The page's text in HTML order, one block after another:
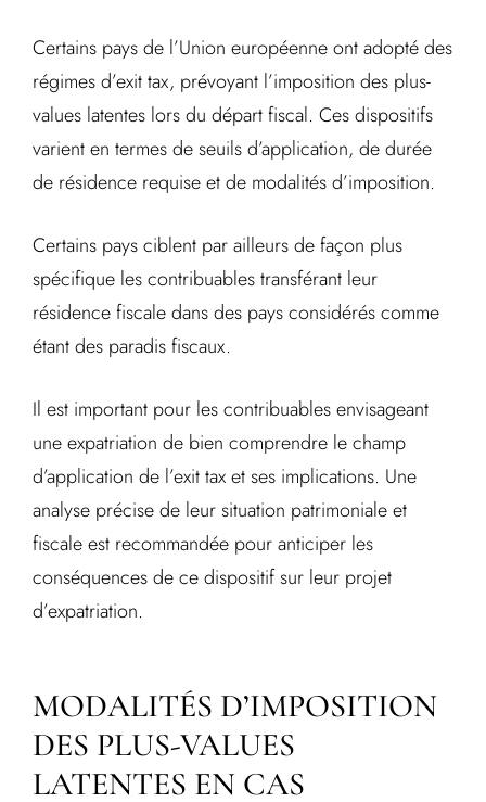
Certains pays de l’Union européenne ont adopté des
régimes d’exit tax, prévoyant l’imposition des plus-
values latentes lors du départ fiscal. Ces dispositifs
varient en termes de seuils d’application, de durée
de résidence requise et de modalités d’imposition.
Certains pays ciblent par ailleurs de façon plus
spécifique les contribuables transférant leur
résidence fiscale dans des pays considérés comme
étant des paradis fiscaux.
Il est important pour les contribuables envisageant
une expatriation de bien comprendre le champ
d’application de l’exit tax et ses implications. Une
analyse précise de leur situation patrimoniale et
fiscale est recommandée pour anticiper les
conséquences de ce dispositif sur leur projet
d’expatriation.
MODALITÉS D’IMPOSITION
DES PLUS-VALUES
LATENTES EN CAS